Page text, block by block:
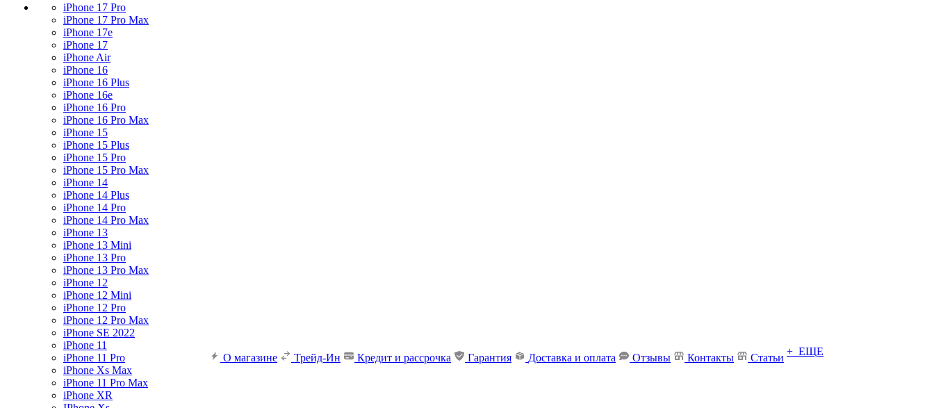
iPhone 17 Pro
iPhone 17 Pro Max
iPhone 17e
iPhone 17
iPhone Air
iPhone 16
iPhone 16 Plus
iPhone 16e
iPhone 16 Pro
iPhone 16 Pro Max
iPhone 15
iPhone 15 Plus
iPhone 15 Pro
iPhone 15 Pro Max
iPhone 14
iPhone 14 Plus
iPhone 14 Pro
iPhone 14 Pro Max
iPhone 13
iPhone 13 Mini
iPhone 13 Pro
iPhone 13 Pro Max
iPhone 12
iPhone 12 Mini
iPhone 12 Pro
iPhone 12 Pro Max
iPhone SE 2022
iPhone 11
iPhone 11 Pro
iPhone Xs Max
iPhone 11 Pro Max
iPhone XR
О магазине Трейд-Ин Кредит и рассрочка Гарантия Доставка и оплата Отзывы Контакты Статьи
+ ЕЩЕ